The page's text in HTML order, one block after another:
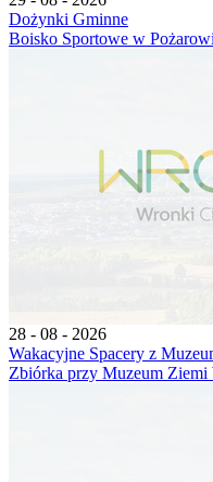
Dożynki Gminne
Boisko Sportowe w
28 - 08 - 2026
Wakacyjne Spacery z
Zbiórka przy Muzeum